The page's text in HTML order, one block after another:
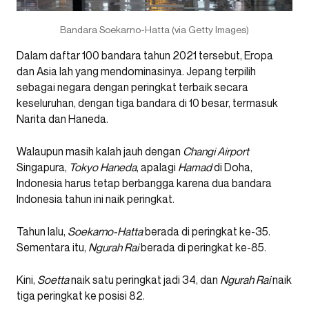
Bandara Soekarno-Hatta (via Getty Images)
Dalam daftar 100 bandara tahun 2021 tersebut, Eropa
dan Asia lah yang mendominasinya. Jepang terpilih
sebagai negara dengan peringkat terbaik secara
keseluruhan, dengan tiga bandara di 10 besar, termasuk
Narita dan Haneda.
Walaupun masih kalah jauh dengan Changi Airport
Singapura, Tokyo Haneda, apalagi Hamaddi Doha,
Indonesia harus tetap berbangga karena dua bandara
Indonesia tahun ini naik peringkat.
Tahun lalu, Soekarno-Hattaberada di peringkat ke-35.
Sementara itu, Ngurah Raiberada di peringkat ke-85.
Kini, Soettanaik satu peringkat jadi 34, dan Ngurah Rainaik
tiga peringkat ke posisi 82.